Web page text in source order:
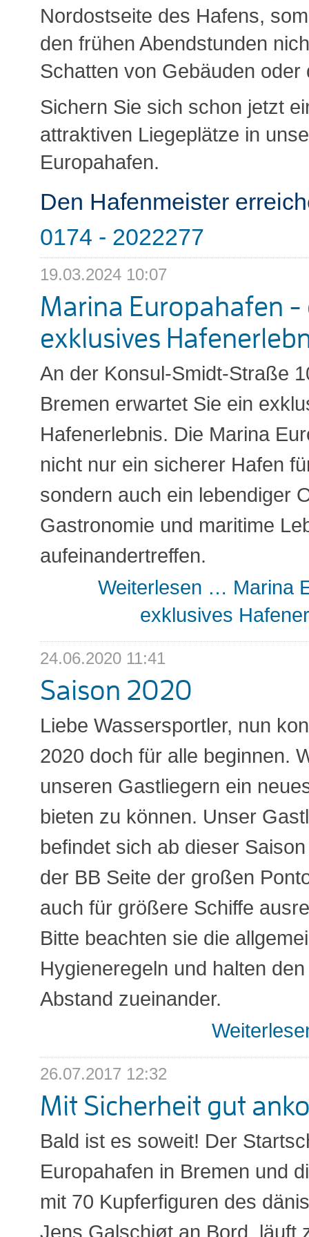
Nordostseite des Hafens,
den frühen Abendstunden
Schatten von Gebäuden oder
Sichern Sie sich schon jetzt
attraktiven Liegeplätze in
Europahafen.
Den Hafenmeister
0174 - 2022277
19.03.2024 10:07
Marina Europahafen -
exklusives
An der Konsul-Smidt-Straße
Bremen erwartet Sie ein
Hafenerlebnis. Die Marina
nicht nur ein sicherer Hafen
sondern auch ein lebendiger
Gastronomie und maritime
aufeinandertreffen.
Weiterlesen … Marina
exklusives
24.06.2020 11:41
Saison 2020
Liebe Wassersportler, nun
2020 doch für alle beginnen.
unseren Gastliegern ein
bieten zu können. Unser
befindet sich ab dieser
der BB Seite der großen
auch für größere Schiffe
Bitte beachten sie die
Hygieneregeln und halten
Abstand zueinander.
26.07.2017 12:32
Mit Sicherheit gut
Bald ist es soweit! Der
Europahafen in Bremen und
mit 70 Kupferfiguren des
Jens Galschiøt an Bord, läuft